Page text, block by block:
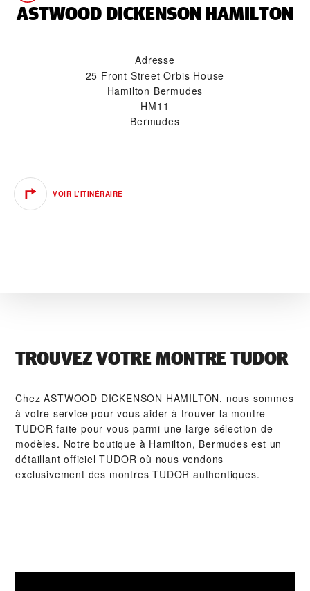
‭ASTWOOD DICKENSON HAMILTON‬
Adresse
25 Front Street Orbis House
Hamilton Bermudes
HM11
Bermudes
VOIR L’ITINÉRAIRE
TROUVEZ VOTRE MONTRE TUDOR
Chez ‭ASTWOOD DICKENSON HAMILTON‬, nous sommes
à votre service pour vous aider à trouver la montre
TUDOR faite pour vous parmi une large sélection de
modèles. Notre boutique à Hamilton, Bermudes est un
détaillant officiel TUDOR où nous vendons
exclusivement des montres TUDOR authentiques.